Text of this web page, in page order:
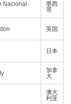
Nacional
墨西
哥
英国
日本
加拿
大
澳大
利亚